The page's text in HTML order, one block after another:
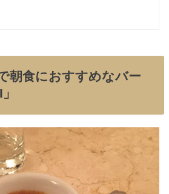
朝食におすすめなバー